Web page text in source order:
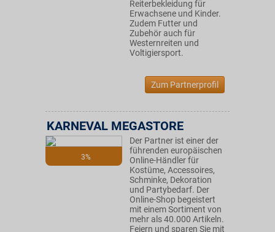
Reiterbekleidung für
Erwachsene und Kinder.
Zudem Futter und
Zubehör auch für
Westernreiten und
Voltigiersport.
Zum Partnerprofil
3%
KARNEVAL MEGASTORE
Der Partner ist einer der
führenden europäischen
Online-Händler für
Kostüme, Accessoires,
Schminke, Dekoration
und Partybedarf. Der
Online-Shop begeistert
mit einem Sortiment von
mehr als 40.000 Artikeln.
Feiern und sparen Sie mit